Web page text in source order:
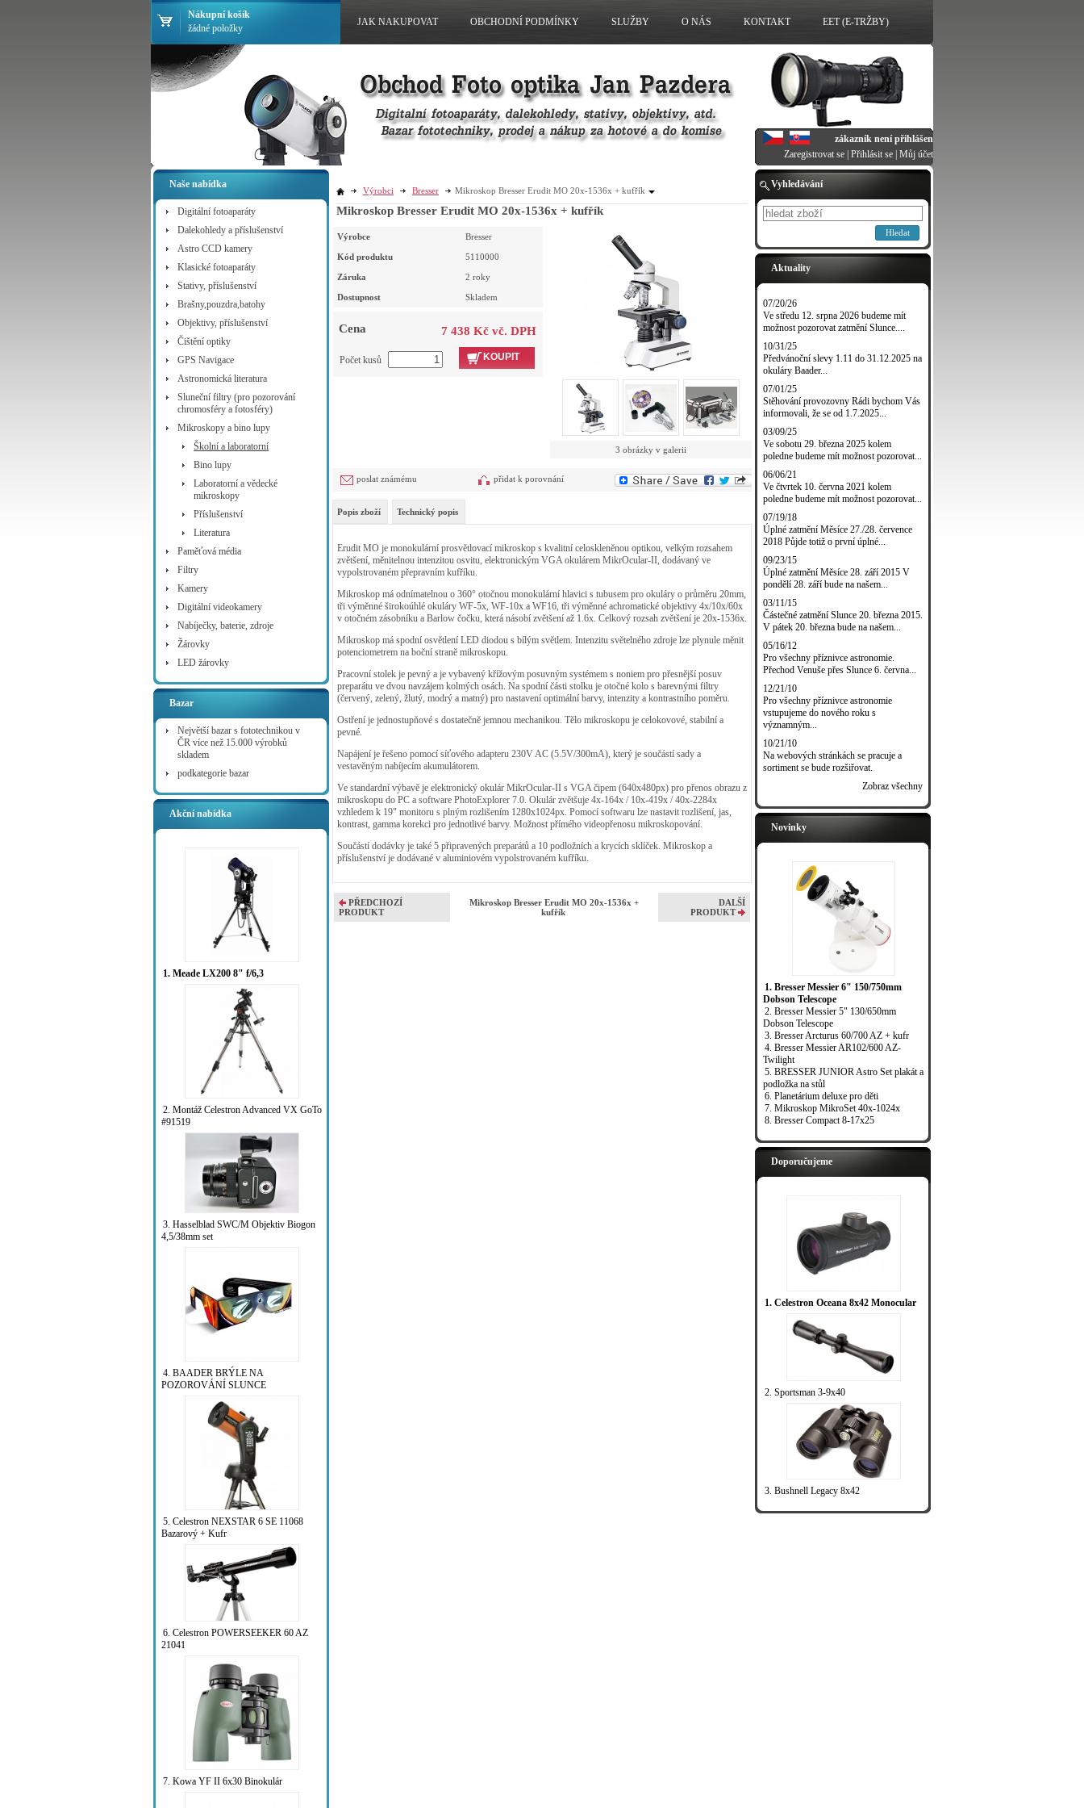
Naše nabídka
Digitální fotoaparáty
Dalekohledy a příslušenství
Astro CCD kamery
Klasické fotoaparáty
Stativy, příslušenství
Brašny,pouzdra,batohy
Objektivy, příslušenství
Čištění optiky
GPS Navigace
Astronomická literatura
Sluneční filtry (pro pozorování
chromosféry a fotosféry)
Mikroskopy a bino lupy
Školní a laboratorní
Bino lupy
Laboratorní a vědecké
mikroskopy
Příslušenství
Literatura
Paměťová média
Filtry
Kamery
Digitální videokamery
Nabíječky, baterie, zdroje
Žárovky
LED žárovky
Bazar
Největší bazar s fototechnikou v
ČR více než 15.000 výrobků
skladem
podkategorie bazar
Akční nabídka
1. Meade LX200 8" f/6,3
2. Montáž Celestron Advanced VX GoTo
#91519
3. Hasselblad SWC/M Objektiv Biogon
4,5/38mm set
4. BAADER BRÝLE NA
POZOROVÁNÍ SLUNCE
5. Celestron NEXSTAR 6 SE 11068
Bazarový + Kufr
6. Celestron POWERSEEKER 60 AZ
21041
7. Kowa YF II 6x30 Binokulár
Výrobci Bresser Mikroskop Bresser Erudit MO 20x-1536x + kufřík
Mikroskop Bresser Erudit MO 20x-1536x + kufřík
Výrobce Bresser
Kód produktu 5110000
Záruka 2 roky
Dostupnost Skladem
Cena 7 438 Kč vč. DPH
KOUPIT
Počet kusů
3 obrázky v galerii
poslat známému přidat k porovnání
Popis zboží Technický popis
Erudit MO je monokulární prosvětlovací mikroskop s kvalitní celoskleněnou optikou, velkým rozsahem
zvětšení, měnitelnou intenzitou osvitu, elektronickým VGA okulárem MikrOcular-II, dodávaný ve
vypolstrovaném přepravním kufříku.
Mikroskop má odnímatelnou o 360° otočnou monokulární hlavici s tubusem pro okuláry o průměru 20mm,
tři výměnné širokoúhlé okuláry WF-5x, WF-10x a WF16, tři výměnné achromatické objektivy 4x/10x/60x
v otočném zásobníku a Barlow čočku, která násobí zvětšení až 1.6x. Celkový rozsah zvětšení je 20x-1536x.
Mikroskop má spodní osvětlení LED diodou s bílým světlem. Intenzitu světelného zdroje lze plynule měnit
potenciometrem na boční straně mikroskopu.
Pracovní stolek je pevný a je vybavený křížovým posuvným systémem s noniem pro přesnější posuv
preparátu ve dvou navzájem kolmých osách. Na spodní části stolku je otočné kolo s barevnými filtry
(červený, zelený, žlutý, modrý a matný) pro nastavení optimální barvy, intenzity a kontrastního poměru.
Ostření je jednostupňové s dostatečně jemnou mechanikou. Tělo mikroskopu je celokovové, stabilní a
pevné.
Napájení je řešeno pomocí síťového adapteru 230V AC (5.5V/300mA), který je součástí sady a
vestavěným nabíjecím akumulátorem.
Ve standardní výbavě je elektronický okulár MikrOcular-II s VGA čipem (640x480px) pro přenos obrazu z
mikroskopu do PC a software PhotoExplorer 7.0. Okulár zvětšuje 4x-164x / 10x-419x / 40x-2284x
vzhledem k 19" monitoru s plným rozlišením 1280x1024px. Pomocí softwaru lze nastavit rozlišení, jas,
kontrast, gamma korekci pro jednotlivé barvy. Možnost přímého videopřenosu mikroskopování.
Součástí dodávky je také 5 připravených preparátů a 10 podložních a krycích sklíček. Mikroskop a
příslušenství je dodávané v aluminiovém vypolstrovaném kufříku.
PŘEDCHOZÍ
PRODUKT
Mikroskop Bresser Erudit MO 20x-1536x +
kufřík
DALŠÍ
PRODUKT
Vyhledávání
Hledat
Aktuality
07/20/26
Ve středu 12. srpna 2026 budeme mít
možnost pozorovat zatmění Slunce....
10/31/25
Předvánoční slevy 1.11 do 31.12.2025 na
okuláry Baader...
07/01/25
Stěhování provozovny Rádi bychom Vás
informovali, že se od 1.7.2025...
03/09/25
Ve sobotu 29. března 2025 kolem
poledne budeme mít možnost pozorovat...
06/06/21
Ve čtvrtek 10. června 2021 kolem
poledne budeme mít možnost pozorovat...
07/19/18
Úplné zatmění Měsíce 27./28. července
2018 Půjde totiž o první úplné...
09/23/15
Úplné zatmění Měsíce 28. září 2015 V
pondělí 28. září bude na našem...
03/11/15
Částečné zatmění Slunce 20. března 2015.
V pátek 20. března bude na našem...
05/16/12
Pro všechny příznivce astronomie.
Přechod Venuše přes Slunce 6. června...
12/21/10
Pro všechny příznivce astronomie
vstupujeme do nového roku s
významným...
10/21/10
Na webových stránkách se pracuje a
sortiment se bude rozšiřovat.
Zobraz všechny
Novinky
1. Bresser Messier 6" 150/750mm
Dobson Telescope
2. Bresser Messier 5" 130/650mm
Dobson Telescope
3. Bresser Arcturus 60/700 AZ + kufr
4. Bresser Messier AR102/600 AZ-
Twilight
5. BRESSER JUNIOR Astro Set plakát a
podložka na stůl
6. Planetárium deluxe pro děti
7. Mikroskop MikroSet 40x-1024x
8. Bresser Compact 8-17x25
Doporučujeme
1. Celestron Oceana 8x42 Monocular
2. Sportsman 3-9x40
3. Bushnell Legacy 8x42
Nákupní košík
žádné položky
JAK NAKUPOVAT OBCHODNÍ PODMÍNKY SLUŽBY O NÁS KONTAKT EET (E-TRŽBY)
zákazník není přihlášen
Zaregistrovat se Přihlásit se Můj účet